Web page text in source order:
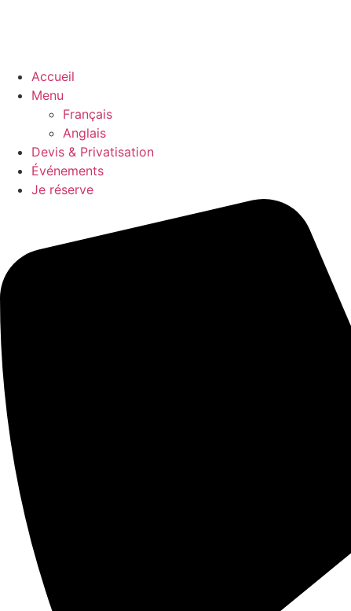
Accueil
Menu
Français
Anglais
Devis & Privatisation
Événements
Je réserve